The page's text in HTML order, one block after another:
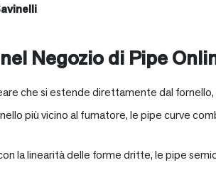
Negozio di Pipe
che si estende direttamente dal
più vicino al fumatore, le pipe curve
la linearità delle forme dritte, le pipe